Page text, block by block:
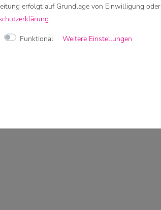
erfolgt auf Grundlage von Einwilligung
.
Funktional Weitere Einstellungen